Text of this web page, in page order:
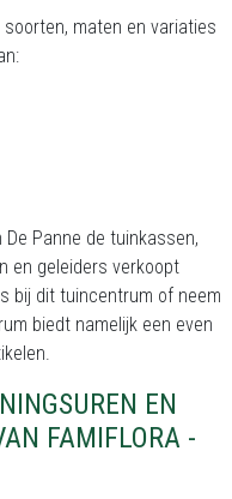
maten en variaties
Panne de tuinkassen,
en geleiders verkoopt
bij dit tuincentrum of neem
biedt namelijk een even
EN
FAMIFLORA -